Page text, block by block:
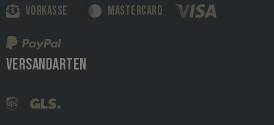
VORKASSE MASTERCARD
VERSANDARTEN